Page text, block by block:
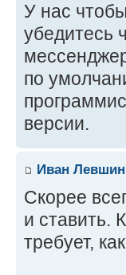
У нас
убедитесь
по
версии.
Иван Левшин
Скорее
и ставить.
требует,